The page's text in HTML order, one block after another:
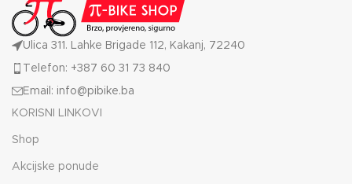
Ulica 311. Lahke Brigade 112, Kakanj, 72240
Telefon: +387 60 31 73 840
Email: info@pibike.ba
KORISNI LINKOVI
Shop
Akcijske ponude